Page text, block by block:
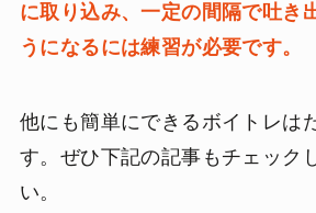
に取り込み、一定の間隔で吐き
うになるには練習が必要です。
他にも簡単にできるボイトレは
す。ぜひ下記の記事もチェック
い。